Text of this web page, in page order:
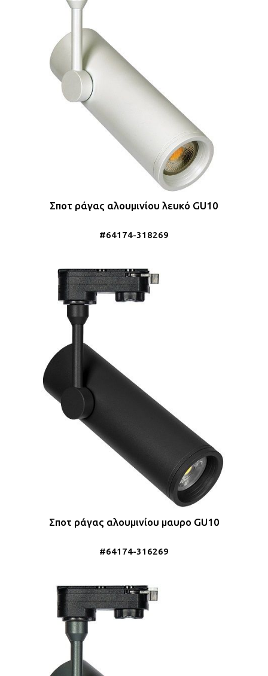
Σποτ ράγας αλουμινίου λευκό GU10
#64174-318269
Σποτ ράγας αλουμινίου μαυρο GU10
#64174-316269